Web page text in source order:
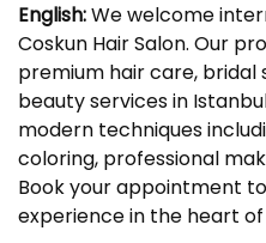
English:We welcome
Coskun Hair Salon. Our
premium hair care, bridal
beauty services in
modern techniques
coloring, professional
Book your appointment
experience in the heart of